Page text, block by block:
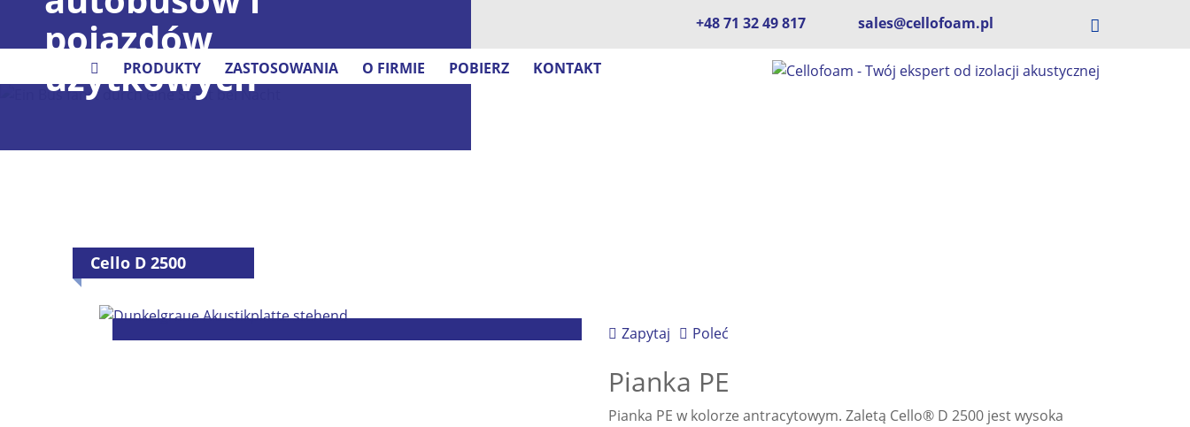
+48 71 32 49 817 sales@cellofoam.pl
PRODUKTY ZASTOSOWANIA O FIRMIE POBIERZ KONTAKT
pojazdów
użytkowych
Cello D 2500
Zapytaj Poleć
Pianka PE
Pianka PE w kolorze antracytowym. Zaletą Cello® D 2500 jest wysoka